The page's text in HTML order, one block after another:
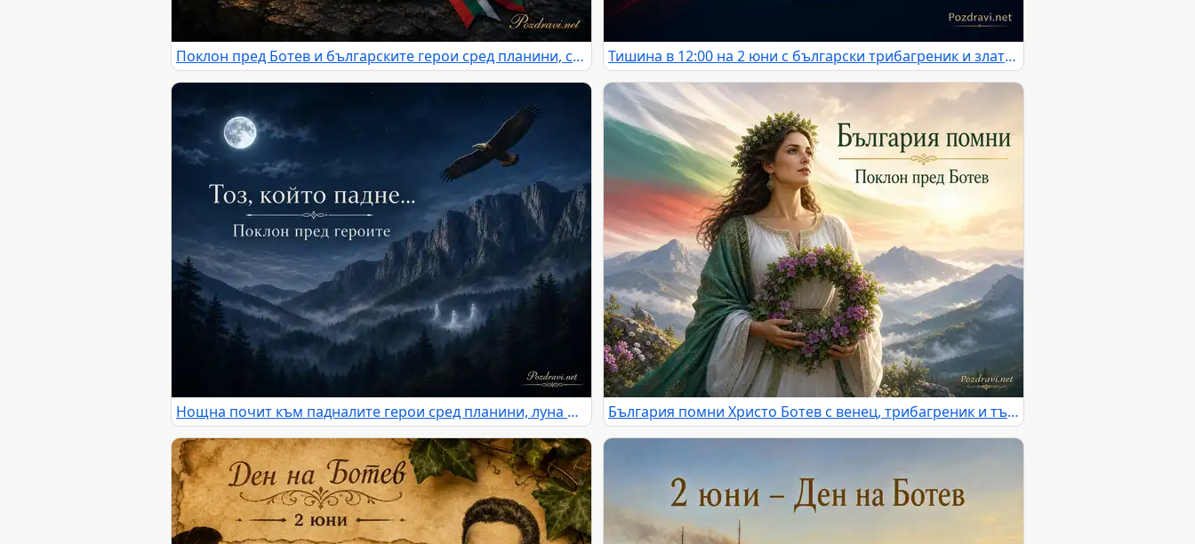
Поклон пред Ботев и българските герои сред планини, свещ и лавров венец Тишина в 12:00 на 2 юни с български трибагреник и златен лъв
Нощна почит към падналите герои сред планини, луна и орел България помни Христо Ботев с венец, трибагреник и тържествен планински пейзаж